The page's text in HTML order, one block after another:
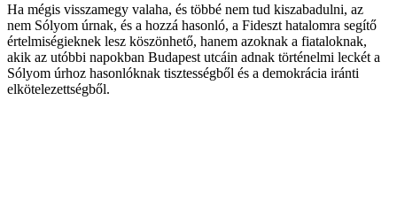
Ha mégis visszamegy valaha, és többé nem tud kiszabadulni, az
nem Sólyom úrnak, és a hozzá hasonló, a Fideszt hatalomra segítő
értelmiségieknek lesz köszönhető, hanem azoknak a fiataloknak,
akik az utóbbi napokban Budapest utcáin adnak történelmi leckét a
Sólyom úrhoz hasonlóknak tisztességből és a demokrácia iránti
elkötelezettségből.